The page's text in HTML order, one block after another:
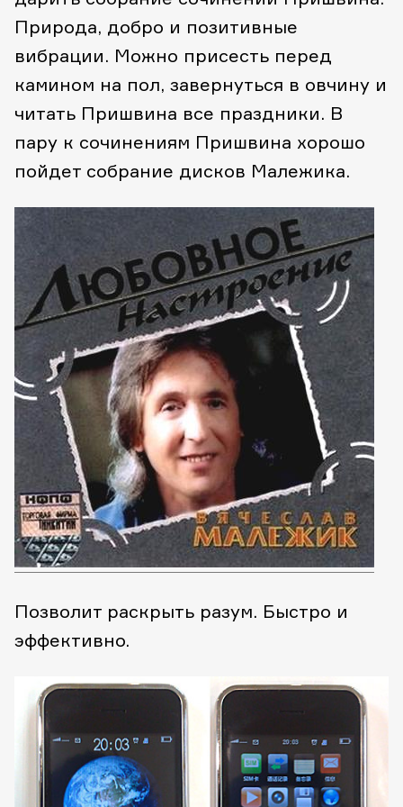
Природа, добро и позитивные
вибрации. Можно присесть перед
камином на пол, завернуться в овчину и
читать Пришвина все праздники. В
пару к сочинениям Пришвина хорошо
пойдет собрание дисков Малежика.
Позволит раскрыть разум. Быстро и
эффективно.